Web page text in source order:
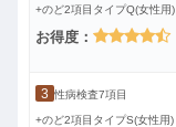
+のど2項目タイプQ(女性用)
お得度：
3 性病検査7項目
+のど2項目タイプS(女性用)